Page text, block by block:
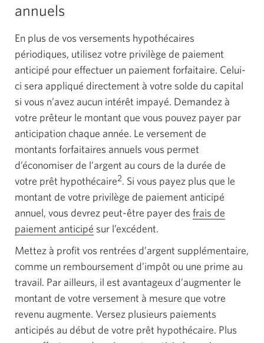
annuels
En plus de vos versements hypothécaires
périodiques, utilisez votre privilège de paiement
anticipé pour effectuer un paiement forfaitaire. Celui-
ci sera appliqué directement à votre solde du capital
si vous n’avez aucun intérêt impayé. Demandez à
votre prêteur le montant que vous pouvez payer par
anticipation chaque année. Le versement de
montants forfaitaires annuels vous permet
d’économiser de l’argent au cours de la durée de
votre prêt hypothécaire2. Si vous payez plus que le
montant de votre privilège de paiement anticipé
annuel, vous devrez peut-être payer des frais de
paiement anticipé Une
fenêtre
contextuelle
s’affichera.
sur l’excédent.
Mettez à profit vos rentrées d’argent supplémentaire,
comme un remboursement d’impôt ou une prime au
travail. Par ailleurs, il est avantageux d’augmenter le
montant de votre versement à mesure que votre
revenu augmente. Versez plusieurs paiements
anticipés au début de votre prêt hypothécaire. Plus